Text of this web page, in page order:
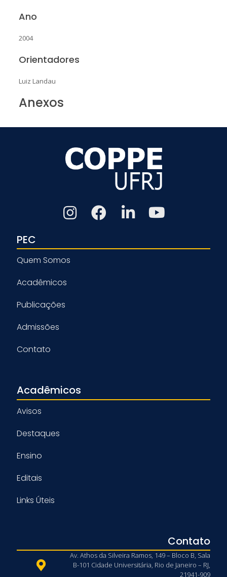
Ano
2004
Orientadores
Luiz Landau
Anexos
PEC
Quem Somos
Acadêmicos
Publicações
Admissões
Contato
Acadêmicos
Avisos
Destaques
Ensino
Editais
Links Úteis
Contato
Av. Athos da Silveira Ramos, 149 – Bloco B, Sala
B-101 Cidade Universitária, Rio de Janeiro – RJ,
21941-909